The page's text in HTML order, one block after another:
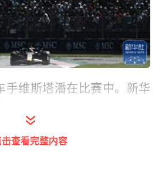
维斯塔潘在比赛中。新华
击查看完整内容